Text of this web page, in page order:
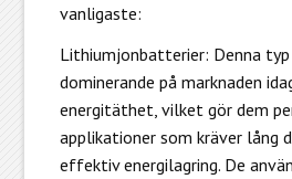
vanligaste:
Lithiumjonbatterier: Denna
dominerande på marknaden
energitäthet, vilket gör dem
applikationer som kräver lång
effektiv energilagring. De